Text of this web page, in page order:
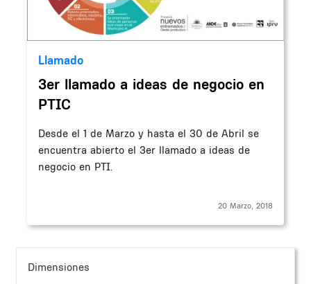
Llamado
3er llamado a ideas de negocio en
PTIC
Desde el 1 de Marzo y hasta el 30 de Abril se
encuentra abierto el 3er llamado a ideas de
negocio en PTI.
20 Marzo, 2018
Dimensiones